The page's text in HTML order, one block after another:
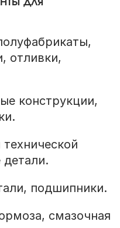
отливки,
конструкции,
подшипники.
смазочная